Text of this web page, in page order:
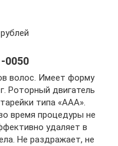
0050
волос. Имеет форму
Роторный двигатель
типа «ААА».
время процедуры не
удаляет в
Не раздражает, не